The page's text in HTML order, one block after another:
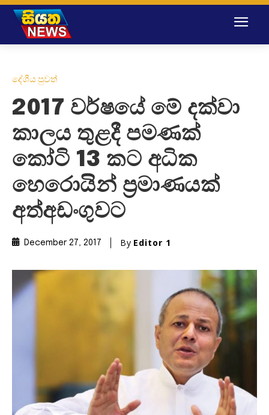
දේශීය පුවත්
2017 වර්ෂයේ මේ දක්වා
කාලය තුළදී පමණක්
කෝටි 13 කට අධික
හෙරොයින් ප්‍රමාණයක්
අත්අඩංගුවට
December 27, 2017 By Editor 1